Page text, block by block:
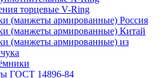
торцевые V-Ring
(манжеты армированные) Россия
(манжеты армированные) Китай
(манжеты армированные) из
ГОСТ 14896-84